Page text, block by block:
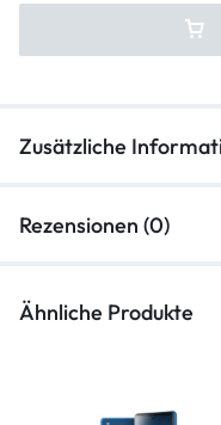
Zusätzliche
Rezensionen (0)
Ähnliche Produkte